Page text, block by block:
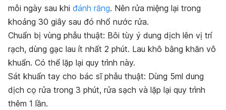
mỗi ngày sau khi đánh răng. Nên rửa miệng lại trong
khoảng 30 giây sau đó nhổ nước rửa.
Chuẩn bị vùng phẫu thuật: Bôi tùy ý dung dịch lên vị trí
rạch, dùng gạc lau ít nhất 2 phút. Lau khô bằng khăn vô
khuẩn. Có thể lặp lại quy trình này.
Sát khuẩn tay cho bác sĩ phẫu thuật: Dùng 5ml dung
dịch cọ rửa trong 3 phút, rửa sạch và lặp lại quy trình
thêm 1 lần.